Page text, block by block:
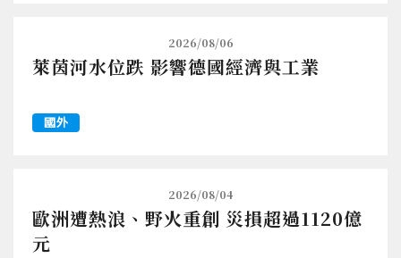
2026/08/06
萊茵河水位跌 影響德國經濟與工業
國外
2026/08/04
歐洲遭熱浪、野火重創 災損超過1120億
元